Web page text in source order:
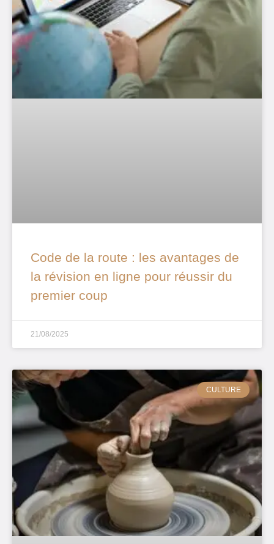
Code de la route : les avantages de
la révision en ligne pour réussir du
premier coup
21/08/2025
CULTURE